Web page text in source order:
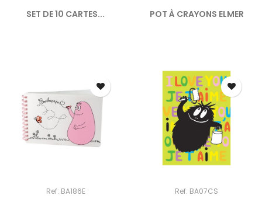
SET DE 10 CARTES... POT À CRAYONS ELMER
Ref: BA186E Ref: BA07CS